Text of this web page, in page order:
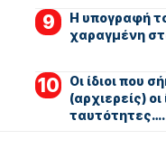
Η υπογραφή
χαραγμένη
Οι ίδιοι που
(αρχιερείς) οι
ταυτότητες….